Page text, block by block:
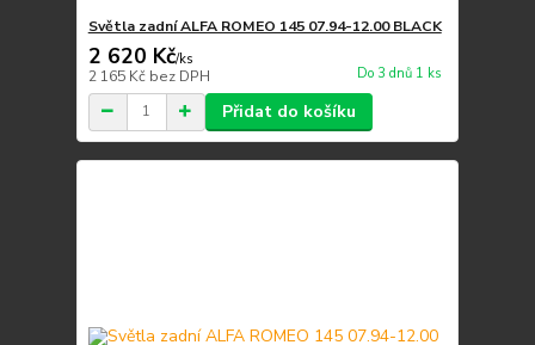
Světla zadní ALFA ROMEO 145 07.94-12.00 BLACK
2 620 Kč/ks
2 165 Kč bez DPH Do 3 dnů 1 ks
Přidat do košíku